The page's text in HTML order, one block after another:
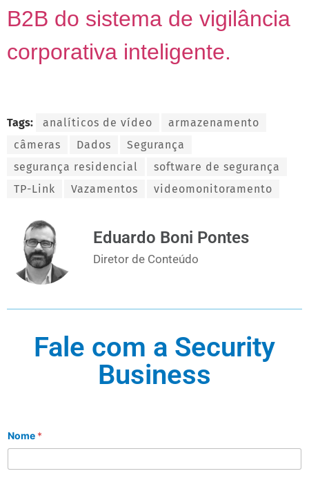
B2B do sistema de vigilância
corporativa inteligente.
Tags: analíticos de vídeo
armazenamento
câmeras
Dados
Segurança
segurança residencial
software de segurança
TP-Link
Vazamentos videomonitoramento
Eduardo Boni Pontes
Diretor de Conteúdo
Fale com a Security
Business
Nome *